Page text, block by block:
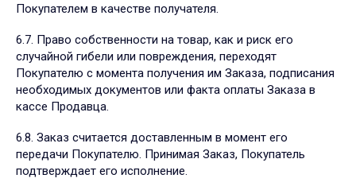
Покупателем в качестве получателя.
6.7. Право собственности на товар, как и риск его
случайной гибели или повреждения, переходят
Покупателю с момента получения им Заказа, подписания
необходимых документов или факта оплаты Заказа в
кассе Продавца.
6.8. Заказ считается доставленным в момент его
передачи Покупателю. Принимая Заказ, Покупатель
подтверждает его исполнение.